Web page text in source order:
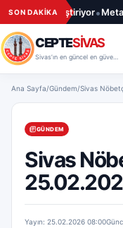
İçeriğe geç
SON DAKİKA
•Meta’ya Tarihi
CEPTESİVAS
Ana Sayfa/Gündem/Sivas
GÜNDEM
Sivas
Yayın: 25.02.2026 08:00